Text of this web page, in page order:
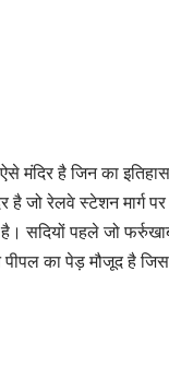
मंदिर है जिन का
है जो रेलवे स्टेशन मार्ग
है। सदियों पहले जो
का पेड़ मौजूद है जिसके